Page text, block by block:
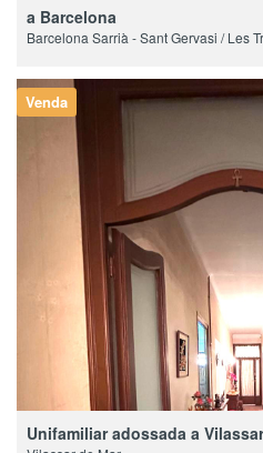
a Barcelona
Barcelona Sarrià - Sant Gervasi / Les
Unifamiliar adossada a
Venda